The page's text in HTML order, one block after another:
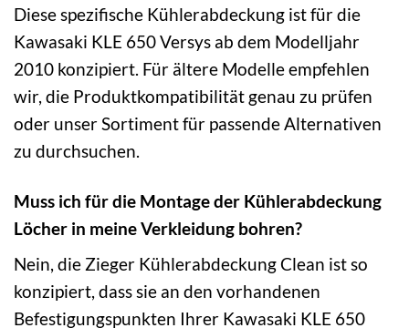
Diese spezifische Kühlerabdeckung ist für die
Kawasaki KLE 650 Versys ab dem Modelljahr
2010 konzipiert. Für ältere Modelle empfehlen
wir, die Produktkompatibilität genau zu prüfen
oder unser Sortiment für passende Alternativen
zu durchsuchen.
Muss ich für die Montage der Kühlerabdeckung
Löcher in meine Verkleidung bohren?
Nein, die Zieger Kühlerabdeckung Clean ist so
konzipiert, dass sie an den vorhandenen
Befestigungspunkten Ihrer Kawasaki KLE 650